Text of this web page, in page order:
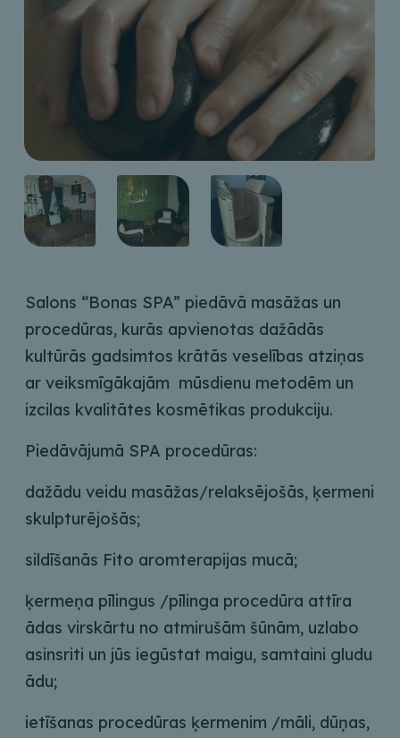
Salons “Bonas SPA” piedāvā masāžas un
procedūras, kurās apvienotas dažādās
kultūrās gadsimtos krātās veselības atziņas
ar veiksmīgākajām mūsdienu metodēm un
izcilas kvalitātes kosmētikas produkciju.
Piedāvājumā SPA procedūras:
dažādu veidu masāžas/relaksējošās, ķermeni
skulpturējošās;
sildīšanās Fito aromterapijas mucā;
ķermeņa pīlingus /pīlinga procedūra attīra
ādas virskārtu no atmirušām šūnām, uzlabo
asinsriti un jūs iegūstat maigu, samtaini gludu
ādu;
ietīšanas procedūras ķermenim /māli, dūņas,